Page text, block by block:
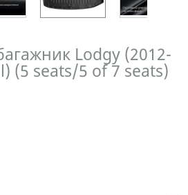
Lodgy (2012-
(5 seats/5 of 7 seats)